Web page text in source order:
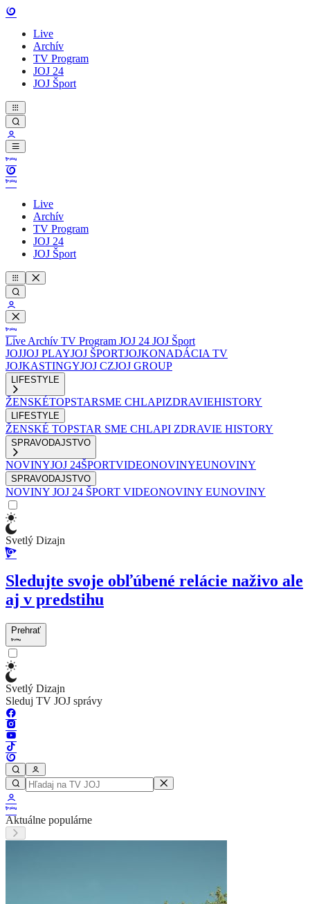
Live
Archív
TV Program
JOJ 24
JOJ Šport
Live
Archív
TV Program
JOJ 24
JOJ Šport
Live Archív TV Program JOJ 24 JOJ Šport
JOJJOJ PLAYJOJ ŠPORTJOJKONADÁCIA TV
JOJKASTINGYJOJ CZJOJ GROUP
LIFESTYLE
ŽENSKÉTOPSTARSME CHLAPIZDRAVIEHISTORY
LIFESTYLE
ŽENSKÉ TOPSTAR SME CHLAPI ZDRAVIE HISTORY
SPRAVODAJSTVO
NOVINYJOJ 24ŠPORTVIDEONOVINYEUNOVINY
SPRAVODAJSTVO
NOVINY JOJ 24 ŠPORT VIDEONOVINY EUNOVINY
Svetlý Dizajn
Sledujte svoje obľúbené relácie naživo ale
aj v predstihu
Prehrať
Svetlý Dizajn
Sleduj TV JOJ správy
Aktuálne populárne